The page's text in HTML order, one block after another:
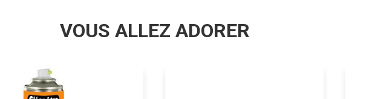
VOUS ALLEZ ADORER